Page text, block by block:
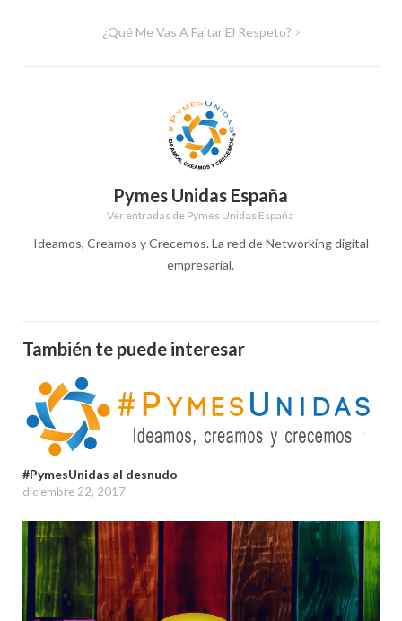
¿Qué Me Vas A Faltar El Respeto?
Pymes Unidas España
Ver entradas de Pymes Unidas España
Ideamos, Creamos y Crecemos. La red de Networking digital
empresarial.
También te puede interesar
#PymesUnidas al desnudo
diciembre 22, 2017